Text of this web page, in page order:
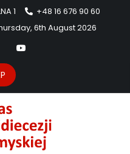
1
+48 16 676 90 60
6th August 2026